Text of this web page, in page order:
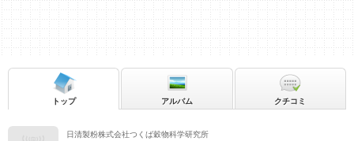
日清製粉株式会社つくば穀物科学研究所
トップ アルバム クチコミ